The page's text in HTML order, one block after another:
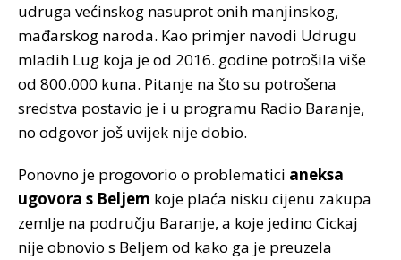
udruga većinskog nasuprot onih manjinskog,
mađarskog naroda. Kao primjer navodi Udrugu
mladih Lug koja je od 2016. godine potrošila više
od 800.000 kuna. Pitanje na što su potrošena
sredstva postavio je i u programu Radio Baranje,
no odgovor još uvijek nije dobio.
Ponovno je progovorio o problematici aneksa
ugovora s Beljem koje plaća nisku cijenu zakupa
zemlje na području Baranje, a koje jedino Cickaj
nije obnovio s Beljem od kako ga je preuzela